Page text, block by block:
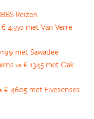
Reizen
€ 4550 met Van Verre
met Sawadee
va € 1345 met Oak
€ 4605 met Fivesenses